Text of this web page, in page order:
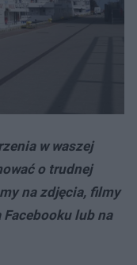
w waszej
o trudnej
na zdjęcia, filmy
lub na